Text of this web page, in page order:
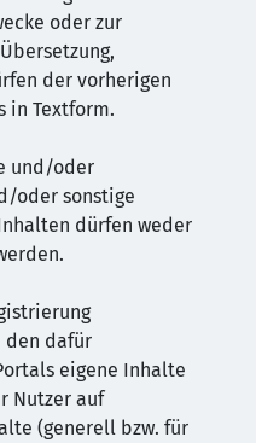
oder zur
der vorherigen
in Textform.
und/oder
oder sonstige
dürfen weder
den dafür
eigene Inhalte
Nutzer auf
(generell bzw. für